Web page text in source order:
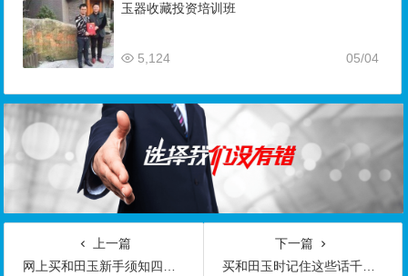
玉器收藏投资培训班
05/04
5,124
上一篇
网上买和田玉新手须知四大禁忌你千万别碰
下一篇
买和田玉时记住这些话千万不能问卖玉石的商家！